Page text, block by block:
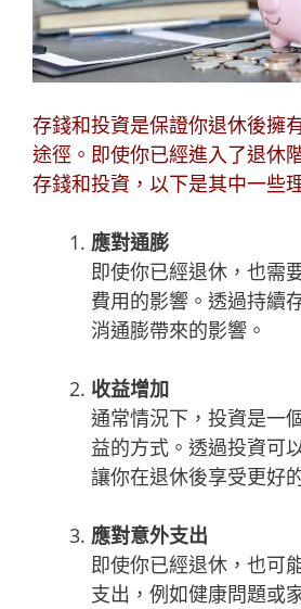
存錢和投資是保證你退休後擁
途徑。即使你已經進入了退休
存錢和投資，以下是其中一些
應對通膨
即使你已經退休，也需
費用的影響。透過持續
消通膨帶來的影響。
收益增加
通常情況下，投資是一
益的方式。透過投資可
讓你在退休後享受更好
應對意外支出
即使你已經退休，也可
支出，例如健康問題或